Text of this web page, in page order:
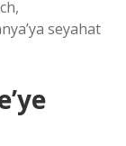
seyahat